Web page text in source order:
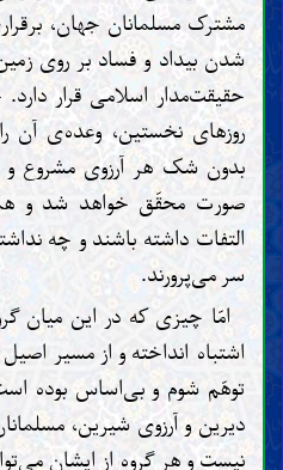
مشترک مسلمانان جهان،
شدن بیداد و فساد بر روی
حقیقت‌مدار اسلامی قرار
روزهای نخستین، وعده‌ی آن
بدون شک هر آرزوی مشروع
صورت محقّق خواهد شد و
التفات داشته باشند و چه
سر می‌پرورند.
امّا چیزی که در این میان
اشتباه انداخته و از مسیر
توهّم شوم و بی‌اساس بوده
دیرین و آرزوی شیرین،
نیست و هر گروه از ایشان